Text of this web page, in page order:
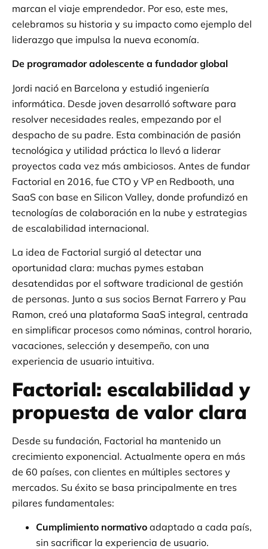
marcan el viaje emprendedor. Por eso, este mes,
celebramos su historia y su impacto como ejemplo del
liderazgo que impulsa la nueva economía.
De programador adolescente a fundador global
Jordi nació en Barcelona y estudió ingeniería
informática. Desde joven desarrolló software para
resolver necesidades reales, empezando por el
despacho de su padre. Esta combinación de pasión
tecnológica y utilidad práctica lo llevó a liderar
proyectos cada vez más ambiciosos. Antes de fundar
Factorial en 2016, fue CTO y VP en Redbooth, una
SaaS con base en Silicon Valley, donde profundizó en
tecnologías de colaboración en la nube y estrategias
de escalabilidad internacional.
La idea de Factorial surgió al detectar una
oportunidad clara: muchas pymes estaban
desatendidas por el software tradicional de gestión
de personas. Junto a sus socios Bernat Farrero y Pau
Ramon, creó una plataforma SaaS integral, centrada
en simplificar procesos como nóminas, control horario,
vacaciones, selección y desempeño, con una
experiencia de usuario intuitiva.
Factorial: escalabilidad y
propuesta de valor clara
Desde su fundación, Factorial ha mantenido un
crecimiento exponencial. Actualmente opera en más
de 60 países, con clientes en múltiples sectores y
mercados. Su éxito se basa principalmente en tres
pilares fundamentales:
Cumplimiento normativo adaptado a cada país,
sin sacrificar la experiencia de usuario.